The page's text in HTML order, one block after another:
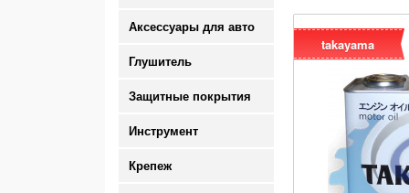
Аксессуары для авто
Глушитель
Защитные покрытия
Инструмент
Крепеж
takayama